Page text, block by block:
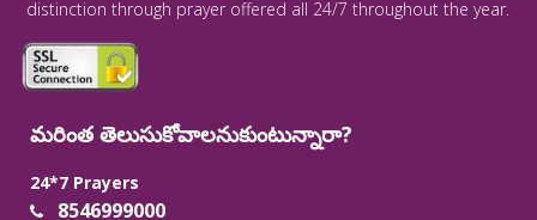
distinction through prayer offered all 24/7 throughout the year.
మరింత తెలుసుకోవాలనుకుంటున్నారా?
24*7 Prayers
8546999000